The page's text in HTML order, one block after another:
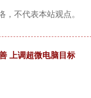
不代表本站观点。
上调超微电脑目标